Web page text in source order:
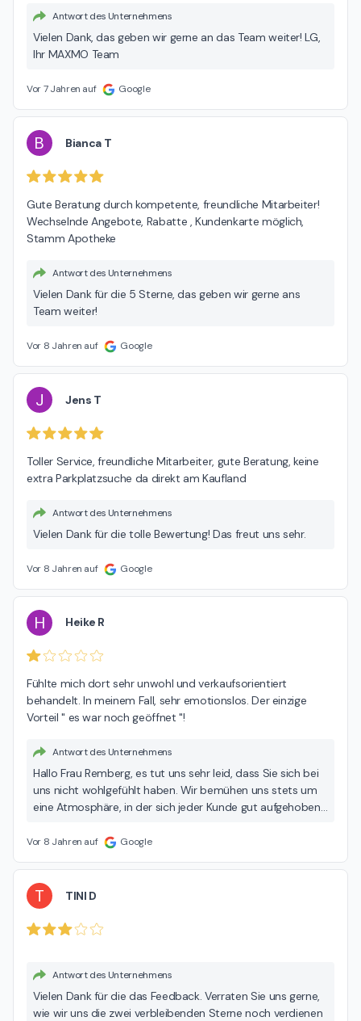
Antwort des Unternehmens
Vielen Dank, das geben wir gerne an das Team weiter! LG,
Ihr MAXMO Team
Vor 7 Jahren auf Google
B Bianca T
Gute Beratung durch kompetente, freundliche Mitarbeiter!
Wechselnde Angebote, Rabatte , Kundenkarte möglich,
Stamm Apotheke
Antwort des Unternehmens
Vielen Dank für die 5 Sterne, das geben wir gerne ans
Team weiter!
Vor 8 Jahren auf Google
J Jens T
Toller Service, freundliche Mitarbeiter, gute Beratung, keine
extra Parkplatzsuche da direkt am Kaufland
Antwort des Unternehmens
Vielen Dank für die tolle Bewertung! Das freut uns sehr.
Vor 8 Jahren auf Google
H Heike R
Fühlte mich dort sehr unwohl und verkaufsorientiert
behandelt. In meinem Fall, sehr emotionslos. Der einzige
Vorteil " es war noch geöffnet "!
Antwort des Unternehmens
Hallo Frau Remberg, es tut uns sehr leid, dass Sie sich bei
uns nicht wohlgefühlt haben. Wir bemühen uns stets um
eine Atmosphäre, in der sich jeder Kunde gut aufgehoben
haben, versuchen wir uns natürlich auch darauf
möchten aber auf keinen Fall, dass Sie sich deshalb zu
wenig beachtet fühlen. Wir hoffen, Sie nehmen unsere
Entschuldigung an und schauen bald noch einmal bei uns
vorbei. LG, Ihr MAXMO Team
Vor 8 Jahren auf Google
T TINI D
Antwort des Unternehmens
Vielen Dank für die das Feedback. Verraten Sie uns gerne,
wie wir uns die zwei verbleibenden Sterne noch verdienen